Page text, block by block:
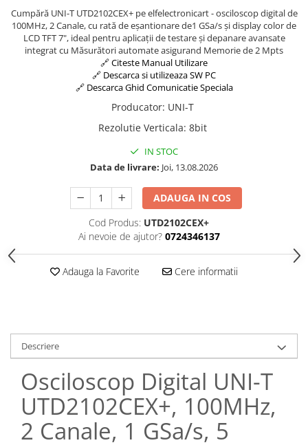
Osciloscoape TELEDYNE LECROY
Osciloscoape UNI-T
Cumpără UNI-T UTD2102CEX+ pe elfelectronicart - osciloscop digital de
100MHz, 2 Canale, cu rată de eșantionare de1 GSa/s și display color de
LCD TFT 7", ideal pentru aplicații de testare și depanare avansate
integrat cu Măsurători automate asigurand Memorie de 2 Mpts
🔗 Citeste Manual Utilizare
🔗 Descarca si utilizeaza SW PC
🔗 Descarca Ghid Comunicatie Speciala
Producator: UNI-T
Rezolutie Verticala: 8bit
IN STOC
Data de livrare: Joi, 13.08.2026
ADAUGA IN COS
Cod Produs: UTD2102CEX+
Ai nevoie de ajutor? 0724346137
Adauga la Favorite Cere informatii
Descriere
Osciloscop Digital UNI-T
UTD2102CEX+, 100MHz,
2 Canale, 1 GSa/s, 5